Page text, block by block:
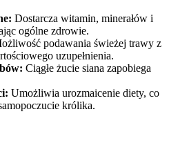
Dostarcza witamin, minerałów i
ogólne zdrowie.
podawania świeżej trawy z
uzupełnienia.
Ciągłe żucie siana zapobiega
Umożliwia urozmaicenie diety, co
królika.